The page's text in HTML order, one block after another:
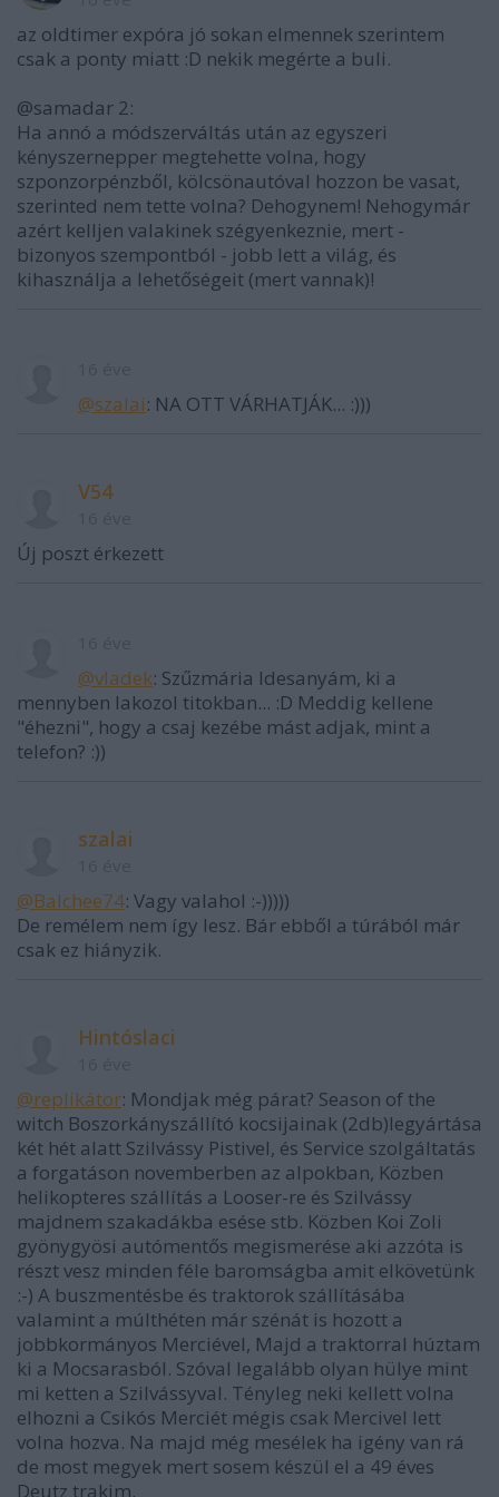
az oldtimer expóra jó sokan elmennek szerintem
csak a ponty miatt :D nekik megérte a buli.
@samadar 2:
Ha annó a módszerváltás után az egyszeri
kényszernepper megtehette volna, hogy
szponzorpénzből, kölcsönautóval hozzon be vasat,
szerinted nem tette volna? Dehogynem! Nehogymár
azért kelljen valakinek szégyenkeznie, mert -
bizonyos szempontból - jobb lett a világ, és
kihasználja a lehetőségeit (mert vannak)!
@szalai: NA OTT VÁRHATJÁK... :)))
V54
Új poszt érkezett
@vladek: Szűzmária Idesanyám, ki a
mennyben lakozol titokban... :D Meddig kellene
"éhezni", hogy a csaj kezébe mást adjak, mint a
telefon? :))
szalai
@Balchee74: Vagy valahol :-)))))
De remélem nem így lesz. Bár ebből a túrából már
csak ez hiányzik.
Hintóslaci
@replikátor: Mondjak még párat? Season of the
witch Boszorkányszállító kocsijainak (2db)legyártása
két hét alatt Szilvássy Pistivel, és Service szolgáltatás
a forgatáson novemberben az alpokban, Közben
helikopteres szállítás a Looser-re és Szilvássy
majdnem szakadákba esése stb. Közben Koi Zoli
gyönygyösi autómentős megismerése aki azzóta is
részt vesz minden féle baromságba amit elkövetünk
:-) A buszmentésbe és traktorok szállításába
valamint a múlthéten már szénát is hozott a
jobbkormányos Merciével, Majd a traktorral húztam
ki a Mocsarasból. Szóval legalább olyan hülye mint
mi ketten a Szilvássyval. Tényleg neki kellett volna
elhozni a Csikós Merciét mégis csak Mercivel lett
volna hozva. Na majd még mesélek ha igény van rá
de most megyek mert sosem készül el a 49 éves
Deutz trakim.